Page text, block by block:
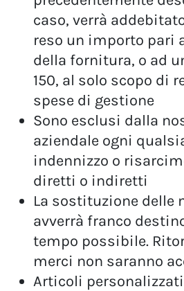
caso, verrà
reso un importo pari
della fornitura, o ad
150, al solo scopo di
spese di gestione
Sono esclusi dalla
aziendale ogni
indennizzo o
diretti o indiretti
La sostituzione delle
avverrà franco
tempo possibile.
merci non saranno
Articoli